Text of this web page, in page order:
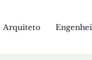
Arquiteto